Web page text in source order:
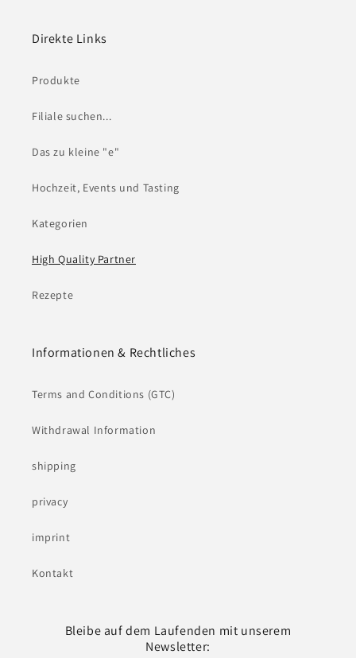
Direkte Links
Produkte
Filiale suchen...
Das zu kleine "e"
Hochzeit, Events und Tasting
Kategorien
High Quality Partner
Rezepte
Informationen & Rechtliches
Terms and Conditions (GTC)
Withdrawal Information
shipping
privacy
imprint
Kontakt
Bleibe auf dem Laufenden mit unserem
Newsletter: